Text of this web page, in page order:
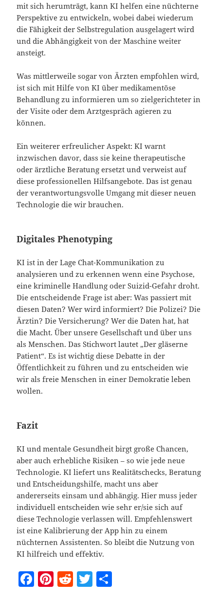
mit sich herumträgt, kann KI helfen eine nüchterne
Perspektive zu entwickeln, wobei dabei wiederum
die Fähigkeit der Selbstregulation ausgelagert wird
und die Abhängigkeit von der Maschine weiter
ansteigt.
Was mittlerweile sogar von Ärzten empfohlen wird,
ist sich mit Hilfe von KI über medikamentöse
Behandlung zu informieren um so zielgerichteter in
der Visite oder dem Arztgespräch agieren zu
können.
Ein weiterer erfreulicher Aspekt: KI warnt
inzwischen davor, dass sie keine therapeutische
oder ärztliche Beratung ersetzt und verweist auf
diese professionellen Hilfsangebote. Das ist genau
der verantwortungsvolle Umgang mit dieser neuen
Technologie die wir brauchen.
Digitales Phenotyping
KI ist in der Lage Chat-Kommunikation zu
analysieren und zu erkennen wenn eine Psychose,
eine kriminelle Handlung oder Suizid-Gefahr droht.
Die entscheidende Frage ist aber: Was passiert mit
diesen Daten? Wer wird informiert? Die Polizei? Die
Ärztin? Die Versicherung? Wer die Daten hat, hat
die Macht. Über unsere Gesellschaft und über uns
als Menschen. Das Stichwort lautet „Der gläserne
Patient“. Es ist wichtig diese Debatte in der
Öffentlichkeit zu führen und zu entscheiden wie
wir als freie Menschen in einer Demokratie leben
wollen.
Fazit
KI und mentale Gesundheit birgt große Chancen,
aber auch erhebliche Risiken – so wie jede neue
Technologie. KI liefert uns Realitätschecks, Beratung
und Entscheidungshilfe, macht uns aber
andererseits einsam und abhängig. Hier muss jeder
individuell entscheiden wie sehr er/sie sich auf
diese Technologie verlassen will. Empfehlenswert
ist eine Kalibrierung der App hin zu einem
nüchternen Assistenten. So bleibt die Nutzung von
KI hilfreich und effektiv.
F Pi R T